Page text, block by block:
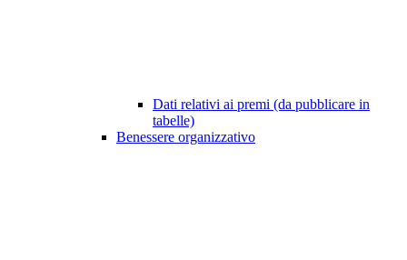
Dati relativi ai premi (da pubblicare in
tabelle)
Benessere organizzativo